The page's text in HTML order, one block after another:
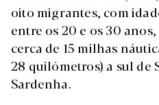
oito migrantes, com
entre os 20 e os 30
cerca de 15 milhas
28 quilómetros) a sul de
Sardenha.